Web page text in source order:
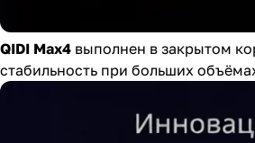
QIDI Max4 выполнен в закрытом
стабильность при больших